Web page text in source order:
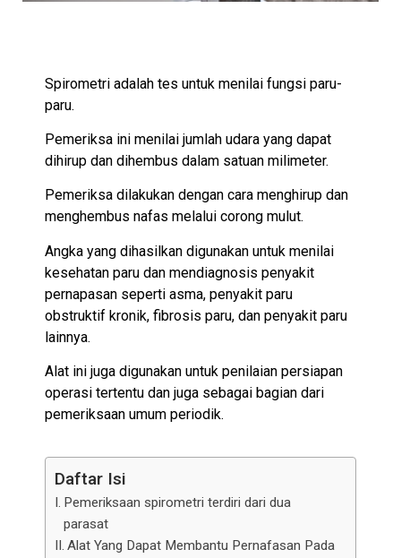
Spirometri adalah tes untuk menilai fungsi paru-
paru.
Pemeriksa ini menilai jumlah udara yang dapat
dihirup dan dihembus dalam satuan milimeter.
Pemeriksa dilakukan dengan cara menghirup dan
menghembus nafas melalui corong mulut.
Angka yang dihasilkan digunakan untuk menilai
kesehatan paru dan mendiagnosis penyakit
pernapasan seperti asma, penyakit paru
obstruktif kronik, fibrosis paru, dan penyakit paru
lainnya.
Alat ini juga digunakan untuk penilaian persiapan
operasi tertentu dan juga sebagai bagian dari
pemeriksaan umum periodik.
Daftar Isi
Pemeriksaan spirometri terdiri dari dua
parasat
Alat Yang Dapat Membantu Pernafasan Pada